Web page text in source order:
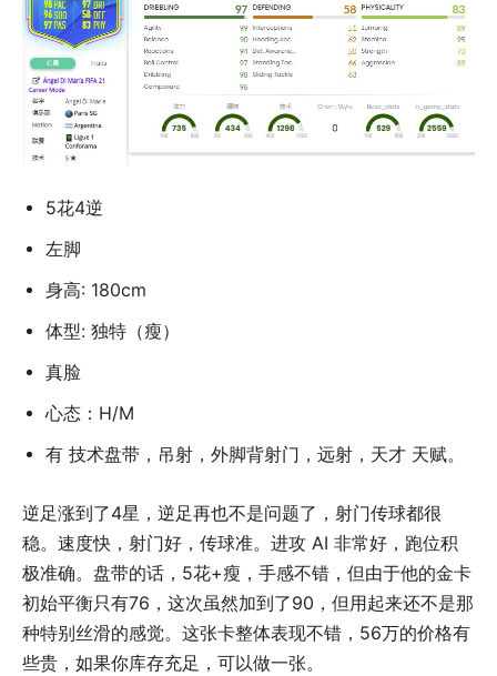
5花4逆
左脚
身高: 180cm
体型: 独特（瘦）
真脸
心态：H/M
有 技术盘带，吊射，外脚背射门，远射，天才 天赋。
逆足涨到了4星，逆足再也不是问题了，射门传球都很
稳。速度快，射门好，传球准。进攻 AI 非常好，跑位积
极准确。盘带的话，5花+瘦，手感不错，但由于他的金卡
初始平衡只有76，这次虽然加到了90，但用起来还不是那
种特别丝滑的感觉。这张卡整体表现不错，56万的价格有
些贵，如果你库存充足，可以做一张。